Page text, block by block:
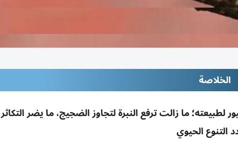
الخلاصة
الطيور لطبيعته؛ ما زالت ترفع النبرة لتجاوز الضجيج، ما يضر التكاثر
التنوع الحيوي